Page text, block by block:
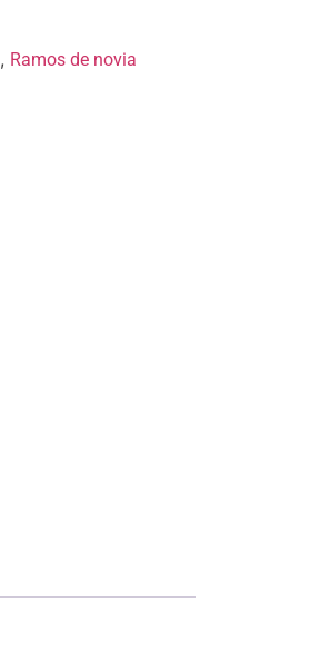
, Ramos de novia